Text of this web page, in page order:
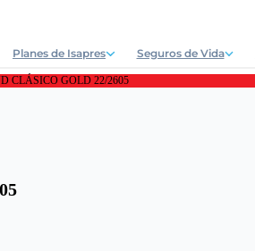
Planes de Isapres Seguros de Vida
CLÁSICO GOLD 22/2605